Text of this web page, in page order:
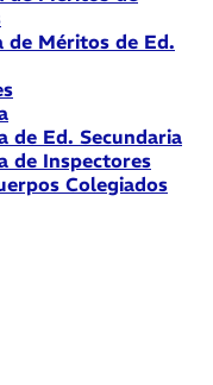
Méritos de Ed.
de Ed. Secundaria
de Inspectores
Colegiados